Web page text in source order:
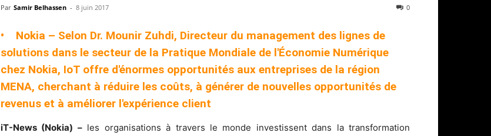
Par Samir Belhassen - 8 juin 2017 0
• Nokia – Selon Dr. Mounir Zuhdi, Directeur du management des lignes de
solutions dans le secteur de la Pratique Mondiale de l'Économie Numérique
chez Nokia, IoT offre d'énormes opportunités aux entreprises de la région
MENA, cherchant à réduire les coûts, à générer de nouvelles opportunités de
revenus et à améliorer l'expérience client
iT-News (Nokia) –les organisations à travers le monde investissent dans la transformation